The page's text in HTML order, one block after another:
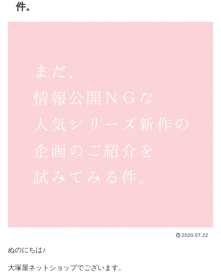
件。
2020.07.22
ぬのにちは♪
大塚屋ネットショップでございます。